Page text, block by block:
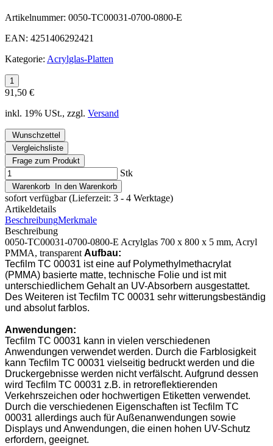
Artikelnummer: 0050-TC00031-0700-0800-E
EAN: 4251406292421
Kategorie: Acrylglas-Platten
91,50 €
inkl. 19% USt., zzgl. Versand
Wunschzettel
Vergleichsliste
Frage zum Produkt
Stk
Warenkorb In den Warenkorb
sofort verfügbar (Lieferzeit: 3 - 4 Werktage)
Artikeldetails
BeschreibungMerkmale
Beschreibung
0050-TC00031-0700-0800-E Acrylglas 700 x 800 x 5 mm, Acryl
PMMA, transparentAufbau:
Tecfilm TC 00031 ist eine auf Polymethylmethacrylat
(PMMA) basierte matte, technische Folie und ist mit
unterschiedlichem Gehalt an UV-Absorbern ausgestattet.
Des Weiteren ist Tecfilm TC 00031 sehr witterungsbeständig
und absolut farblos.
Anwendungen:
Tecfilm TC 00031 kann in vielen verschiedenen
Anwendungen verwendet werden. Durch die Farblosigkeit
kann Tecfilm TC 00031 vielseitig bedruckt werden und die
Druckergebnisse werden nicht verfälscht. Aufgrund dessen
wird Tecfilm TC 00031 z.B. in retroreflektierenden
Verkehrszeichen oder hochwertigen Etiketten verwendet.
Durch die verschiedenen Eigenschaften ist Tecfilm TC
00031 allerdings auch für Außenanwendungen sowie
Displays und Anwendungen, die einen hohen UV-Schutz
erfordern, geeignet.